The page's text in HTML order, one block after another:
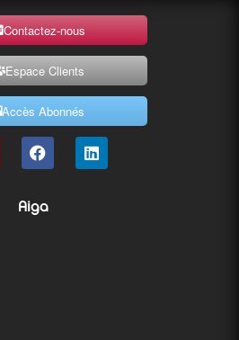
Contactez-nous
Espace Clients
Accès Abonnés
Aiga